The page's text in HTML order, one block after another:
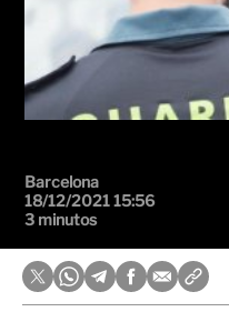
Barcelona
18/12/2021 15:56
3 minutos